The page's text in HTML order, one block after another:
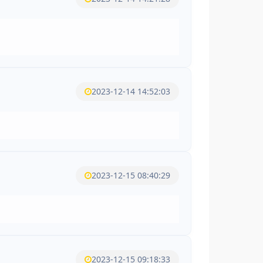
2023-12-14 14:52:03
2023-12-15 08:40:29
2023-12-15 09:18:33